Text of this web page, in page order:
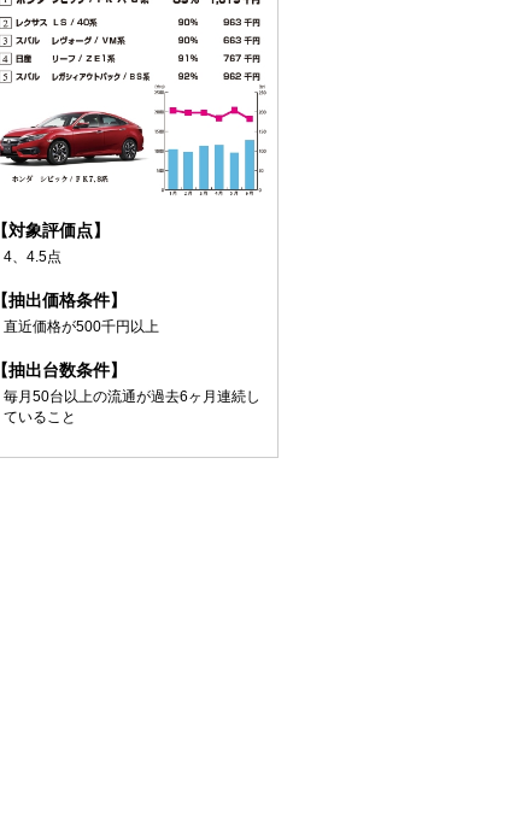
【対象評価点】
4、4.5点
【抽出価格条件】
直近価格が500千円以上
【抽出台数条件】
毎月50台以上の流通が過去6ヶ月連続し
ていること